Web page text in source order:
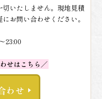
いたしません。現地見積
お問い合わせください。
23:00
せはこちら／
わせ